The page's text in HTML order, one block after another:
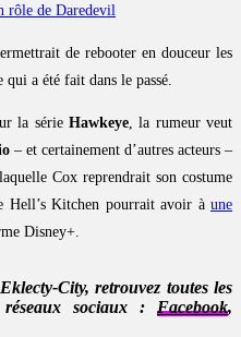
rôle de Daredevil
de rebooter en douceur les
qui a été fait dans le passé.
la série Hawkeye , la rumeur veut
– et certainement d’autres acteurs –
Cox reprendrait son costume
Hell’s Kitchen pourrait avoir à une
Disney+.
City, retrouvez toutes les
sociaux : Facebook,